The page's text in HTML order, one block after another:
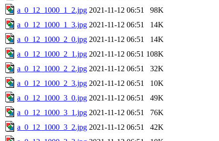
a_0_12_1000_1_2.jpg 2021-11-12 06:51
98K
a_0_12_1000_1_3.jpg 2021-11-12 06:51
14K
a_0_12_1000_2_0.jpg 2021-11-12 06:51
14K
a_0_12_1000_2_1.jpg 2021-11-12 06:51 108K
a_0_12_1000_2_2.jpg 2021-11-12 06:51
32K
a_0_12_1000_2_3.jpg 2021-11-12 06:51
10K
a_0_12_1000_3_0.jpg 2021-11-12 06:51
49K
a_0_12_1000_3_1.jpg 2021-11-12 06:51
76K
a_0_12_1000_3_2.jpg 2021-11-12 06:51
42K